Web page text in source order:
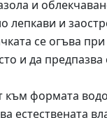
и
лепкави и
се огъва
и да
към формата
естествената